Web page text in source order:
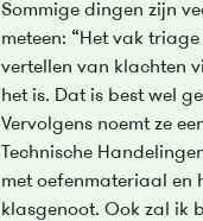
Sommige dingen zijn
meteen: “Het vak
vertellen van klachten
het is. Dat is best wel
Vervolgens noemt ze
Technische
met oefenmateriaal en
klasgenoot. Ook zal ik